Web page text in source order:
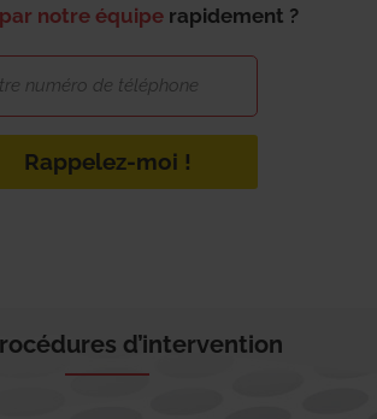
notre équipe rapidement ?
Rappelez-moi !
d’intervention